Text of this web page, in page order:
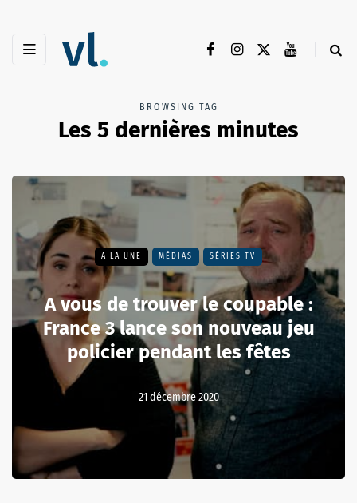
BROWSING TAG
Les 5 dernières minutes
A LA UNE MÉDIAS SÉRIES TV
A vous de trouver le coupable :
France 3 lance son nouveau jeu
policier pendant les fêtes
21 décembre 2020